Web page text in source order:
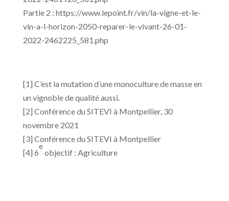
Partie 2 : https://www.lepoint.fr/vin/la-vigne-et-le-
vin-a-l-horizon-2050-reparer-le-vivant-26-01-
2022-2462225_581.php
[1] C’est la mutation d’une monoculture de masse en
un vignoble de qualité aussi.
[2] Conférence du SITEVI à Montpellier, 30
novembre 2021
[3] Conférence du SITEVI à Montpellier
[4] 6
e
objectif : Agriculture